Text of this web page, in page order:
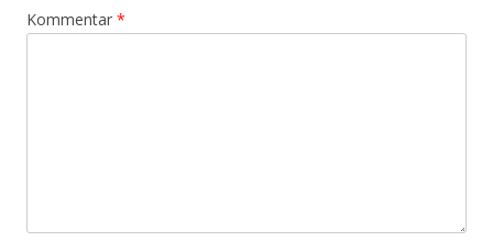
Kommentar *